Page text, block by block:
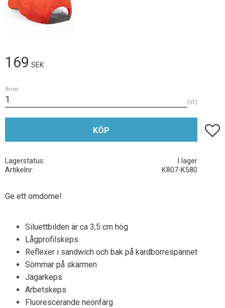
169 SEK
Antal
st
KÖP Lägg
Lagerstatus
I lager
Artikelnr
K807-K580
Ge ett omdöme!
Siluettbilden är ca 3,5 cm hög
Lågprofilskeps
Reflexer i sandwich och bak på kardborrespännet
Sömmar på skärmen
Jägarkeps
Arbetskeps
Fluorescerande neonfärg